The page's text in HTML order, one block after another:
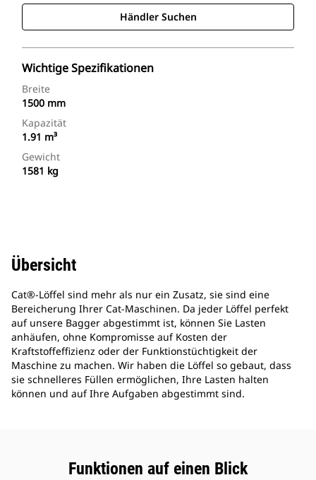
Händler Suchen
Wichtige Spezifikationen
Breite
1500 mm
Kapazität
1.91 m³
Gewicht
1581 kg
Übersicht
Cat®-Löffel sind mehr als nur ein Zusatz, sie sind eine
Bereicherung Ihrer Cat-Maschinen. Da jeder Löffel perfekt
auf unsere Bagger abgestimmt ist, können Sie Lasten
anhäufen, ohne Kompromisse auf Kosten der
Kraftstoffeffizienz oder der Funktionstüchtigkeit der
Maschine zu machen. Wir haben die Löffel so gebaut, dass
sie schnelleres Füllen ermöglichen, Ihre Lasten halten
können und auf Ihre Aufgaben abgestimmt sind.
Funktionen auf einen Blick